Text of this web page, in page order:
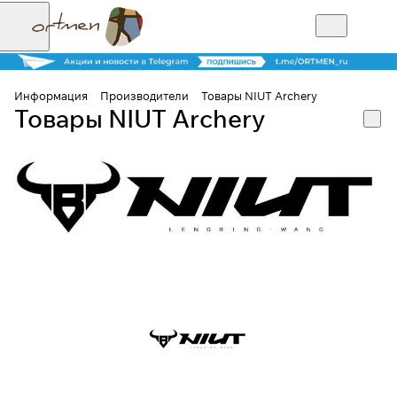
Информация Производители Товары NIUT Archery
Товары NIUT Archery